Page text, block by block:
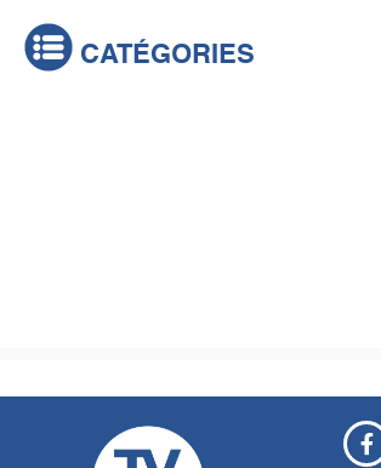
CATÉGORIES